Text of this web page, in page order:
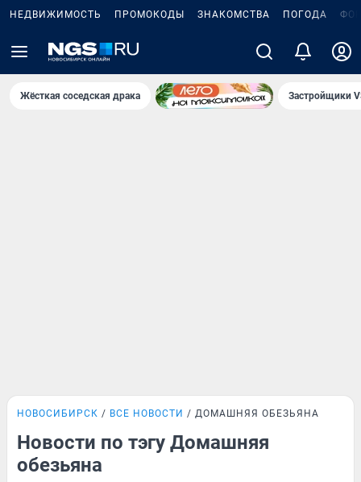
НЕДВИЖИМОСТЬ ПРОМОКОДЫ ЗНАКОМСТВА ПОГОДА
Жёсткая соседская драка Застройщики
НОВОСИБИРСК ВСЕ НОВОСТИ ДОМАШНЯЯ ОБЕЗЬЯНА
Новости по тэгу Домашняя
обезьяна